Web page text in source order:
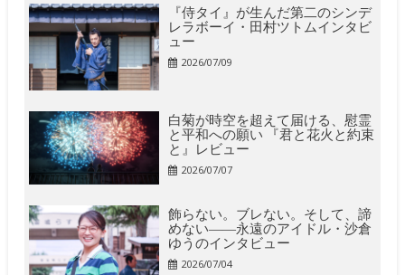
『侍タイ』が生んだ第二のシンデ
レラボーイ・田村ツトムインタビ
ュー
2026/07/09
白菊が時空を超えて届ける、慰霊
と平和への願い 『君と花火と約束
と』レビュー
2026/07/07
飾らない。ブレない。そして、諦
めない――永遠のアイドル・沙倉
ゆうのインタビュー
2026/07/04